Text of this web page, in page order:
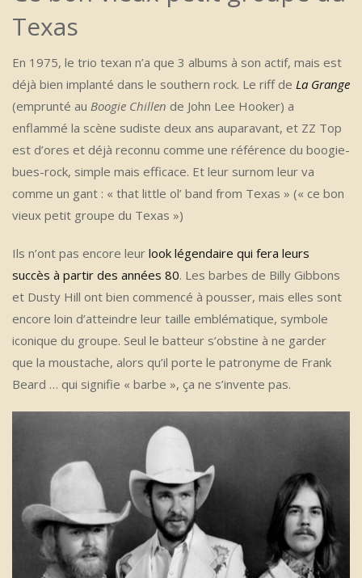
Texas
En 1975, le trio texan n’a que 3 albums à son actif, mais est
déjà bien implanté dans le southern rock. Le riff de La Grange
(emprunté au Boogie Chillen de John Lee Hooker) a
enflammé la scène sudiste deux ans auparavant, et ZZ Top
est d’ores et déjà reconnu comme une référence du boogie-
bues-rock, simple mais efficace. Et leur surnom leur va
comme un gant : « that little ol’ band from Texas » (« ce bon
vieux petit groupe du Texas »)
Ils n’ont pas encore leur look légendaire qui fera leurs
succès à partir des années 80. Les barbes de Billy Gibbons
et Dusty Hill ont bien commencé à pousser, mais elles sont
encore loin d’atteindre leur taille emblématique, symbole
iconique du groupe. Seul le batteur s’obstine à ne garder
que la moustache, alors qu’il porte le patronyme de Frank
Beard … qui signifie « barbe », ça ne s’invente pas.